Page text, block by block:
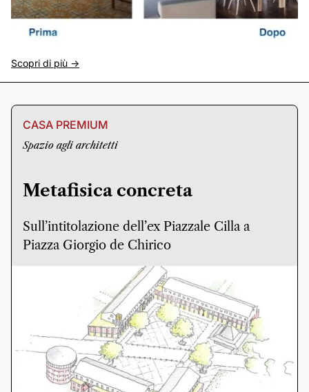
Scopri di più ->
CASA PREMIUM
Spazio agli architetti
Metafisica concreta
Sull’intitolazione dell’ex Piazzale Cilla a
Piazza Giorgio de Chirico